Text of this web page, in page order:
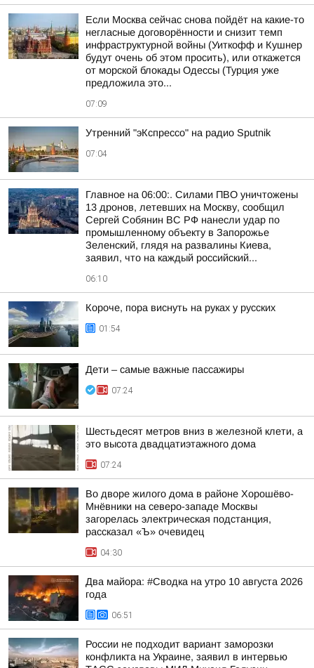
Если Москва сейчас снова пойдёт на какие-то
негласные договорённости и снизит темп
инфраструктурной войны (Уиткофф и Кушнер
будут очень об этом просить), или откажется
от морской блокады Одессы (Турция уже
предложила это...
07:09
Утренний "эКспрессо" на радио Sputnik
07:04
Главное на 06:00:. Силами ПВО уничтожены
13 дронов, летевших на Москву, сообщил
Сергей Собянин ВС РФ нанесли удар по
промышленному объекту в Запорожье
Зеленский, глядя на развалины Киева,
заявил, что на каждый российский...
06:10
Короче, пора виснуть на руках у русских
01:54
Дети – самые важные пассажиры
07:24
Шестьдесят метров вниз в железной клети, а
это высота двадцатиэтажного дома
07:24
Во дворе жилого дома в районе Хорошёво-
Мнёвники на северо-западе Москвы
загорелась электрическая подстанция,
рассказал «Ъ» очевидец
04:30
Два майора: #Сводка на утро 10 августа 2026
года
06:51
России не подходит вариант заморозки
конфликта на Украине, заявил в интервью